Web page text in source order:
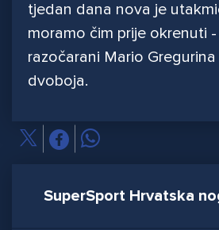
tjedan dana nova je
moramo čim prije okrenuti
razočarani Mario
dvoboja.
SuperSport Hrvatska